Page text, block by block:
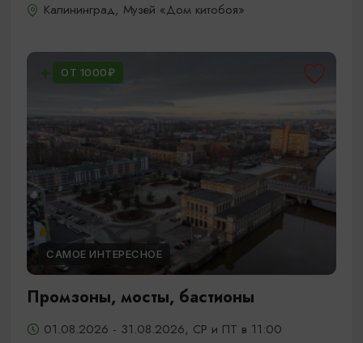
Калининград, Музей «Дом китобоя»
ОТ 1000₽
САМОЕ ИНТЕРЕСНОЕ
Промзоны, мосты, бастионы
01.08.2026 - 31.08.2026, СР и ПТ в 11:00